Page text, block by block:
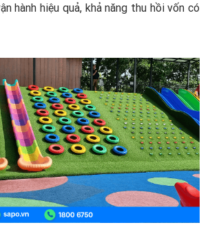
hành hiệu quả, khả năng thu hồi vốn có